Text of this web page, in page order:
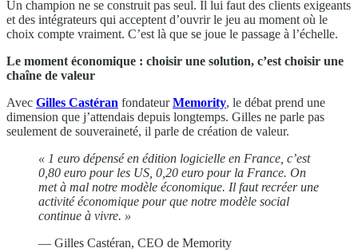
Un champion ne se construit pas seul. Il lui faut des clients exigeants
et des intégrateurs qui acceptent d’ouvrir le jeu au moment où le
choix compte vraiment. C’est là que se joue le passage à l’échelle.
Le moment économique : choisir une solution, c’est choisir une
chaîne de valeur
Avec Gilles Castéran fondateurMemority, le débat prend une
dimension que j’attendais depuis longtemps. Gilles ne parle pas
seulement de souveraineté, il parle de création de valeur.
« 1 euro dépensé en édition logicielle en France, c’est
0,80 euro pour les US, 0,20 euro pour la France. On
met à mal notre modèle économique. Il faut recréer une
activité économique pour que notre modèle social
continue à vivre. »
— Gilles Castéran, CEO de Memority